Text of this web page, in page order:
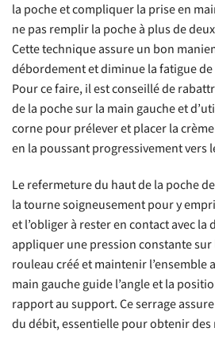
la poche et compliquer la prise en
ne pas remplir la poche à plus de
Cette technique assure un bon
débordement et diminue la fatigue
Pour ce faire, il est conseillé de
de la poche sur la main gauche et
corne pour prélever et placer la
en la poussant progressivement vers
Le refermeture du haut de la poche
la tourne soigneusement pour y
et l’obliger à rester en contact avec
appliquer une pression constante
rouleau créé et maintenir l’ensemble
main gauche guide l’angle et la
rapport au support. Ce serrage
du débit, essentielle pour obtenir